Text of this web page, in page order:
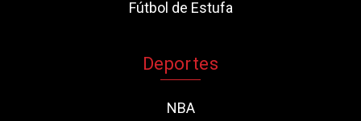
Fútbol de Estufa
Deportes
NBA